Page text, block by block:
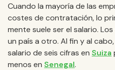
Cuando la mayoría de las
costes de contratación, lo
mente suele ser el salario.
un país a otro. Al fin y al
salario de seis cifras en Suiza
menos en Senegal.